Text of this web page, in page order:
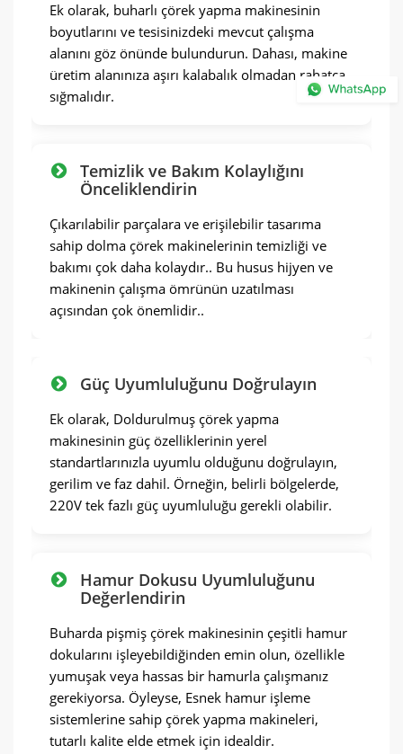
Ek olarak, buharlı çörek yapma makinesinin
boyutlarını ve tesisinizdeki mevcut çalışma
alanını göz önünde bulundurun. Dahası, makine
üretim alanınıza aşırı kalabalık olmadan rahatça
sığmalıdır.
Temizlik ve Bakım Kolaylığını
Önceliklendirin
Çıkarılabilir parçalara ve erişilebilir tasarıma
sahip dolma çörek makinelerinin temizliği ve
bakımı çok daha kolaydır.. Bu husus hijyen ve
makinenin çalışma ömrünün uzatılması
açısından çok önemlidir..
Güç Uyumluluğunu Doğrulayın
Ek olarak, Doldurulmuş çörek yapma
makinesinin güç özelliklerinin yerel
standartlarınızla uyumlu olduğunu doğrulayın,
gerilim ve faz dahil. Örneğin, belirli bölgelerde,
220V tek fazlı güç uyumluluğu gerekli olabilir.
Hamur Dokusu Uyumluluğunu
Değerlendirin
Buharda pişmiş çörek makinesinin çeşitli hamur
dokularını işleyebildiğinden emin olun, özellikle
yumuşak veya hassas bir hamurla çalışmanız
gerekiyorsa. Öyleyse, Esnek hamur işleme
sistemlerine sahip çörek yapma makineleri,
tutarlı kalite elde etmek için idealdir.